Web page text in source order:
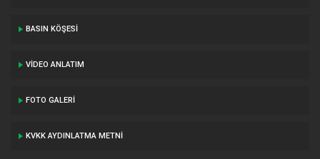
BASIN KÖŞESI
VIDEO ANLATIM
FOTO GALERI
KVKK AYDINLATMA METNI